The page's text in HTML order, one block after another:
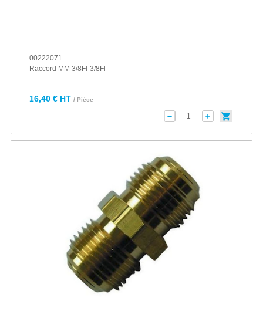
00222071
Raccord MM 3/8Fl-3/8Fl
16,40 € HT / Pièce